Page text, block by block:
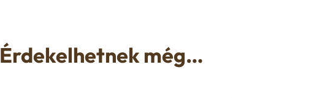
Érdekelhetnek még…